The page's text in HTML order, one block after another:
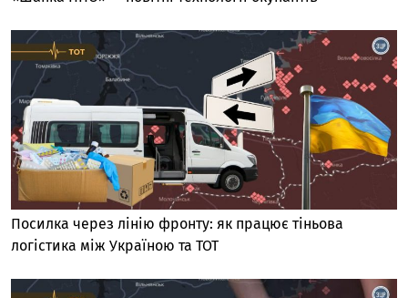
Посилка через лінію фронту: як працює тіньова
логістика між Україною та ТОТ